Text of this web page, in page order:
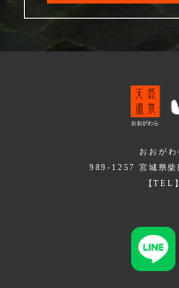
おおが
989-1257 宮城県柴
【TEL